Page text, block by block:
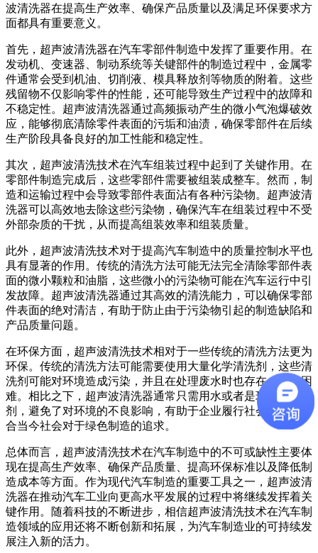
波清洗器在提高生产效率、确保产品质量以及满足环保要求方
面都具有重要意义。
首先，超声波清洗器在汽车零部件制造中发挥了重要作用。在
发动机、变速器、制动系统等关键部件的制造过程中，金属零
件通常会受到机油、切削液、模具释放剂等物质的附着。这些
残留物不仅影响零件的性能，还可能导致生产过程中的故障和
不稳定性。超声波清洗器通过高频振动产生的微小气泡爆破效
应，能够彻底清除零件表面的污垢和油渍，确保零部件在后续
生产阶段具备良好的加工性能和稳定性。
其次，超声波清洗技术在汽车组装过程中起到了关键作用。在
零部件制造完成后，这些零部件需要被组装成整车。然而，制
造和运输过程中会导致零部件表面沾有各种污染物。超声波清
洗器可以高效地去除这些污染物，确保汽车在组装过程中不受
外部杂质的干扰，从而提高组装效率和组装质量。
此外，超声波清洗技术对于提高汽车制造中的质量控制水平也
具有显著的作用。传统的清洗方法可能无法完全清除零部件表
面的微小颗粒和油脂，这些微小的污染物可能在汽车运行中引
发故障。超声波清洗器通过其高效的清洗能力，可以确保零部
件表面的绝对清洁，有助于防止由于污染物引起的制造缺陷和
产品质量问题。
在环保方面，超声波清洗技术相对于一些传统的清洗方法更为
环保。传统的清洗方法可能需要使用大量化学清洗剂，这些清
洗剂可能对环境造成污染，并且在处理废水时也存在一定的困
难。相比之下，超声波清洗器通常只需用水或者是环保型清洗
剂，避免了对环境的不良影响，有助于企业履行社会责任，符
合当今社会对于绿色制造的追求。
总体而言，超声波清洗技术在汽车制造中的不可或缺性主要体
现在提高生产效率、确保产品质量、提高环保标准以及降低制
造成本等方面。作为现代汽车制造的重要工具之一，超声波清
洗器在推动汽车工业向更高水平发展的过程中将继续发挥着关
键作用。随着科技的不断进步，相信超声波清洗技术在汽车制
造领域的应用还将不断创新和拓展，为汽车制造业的可持续发
展注入新的活力。